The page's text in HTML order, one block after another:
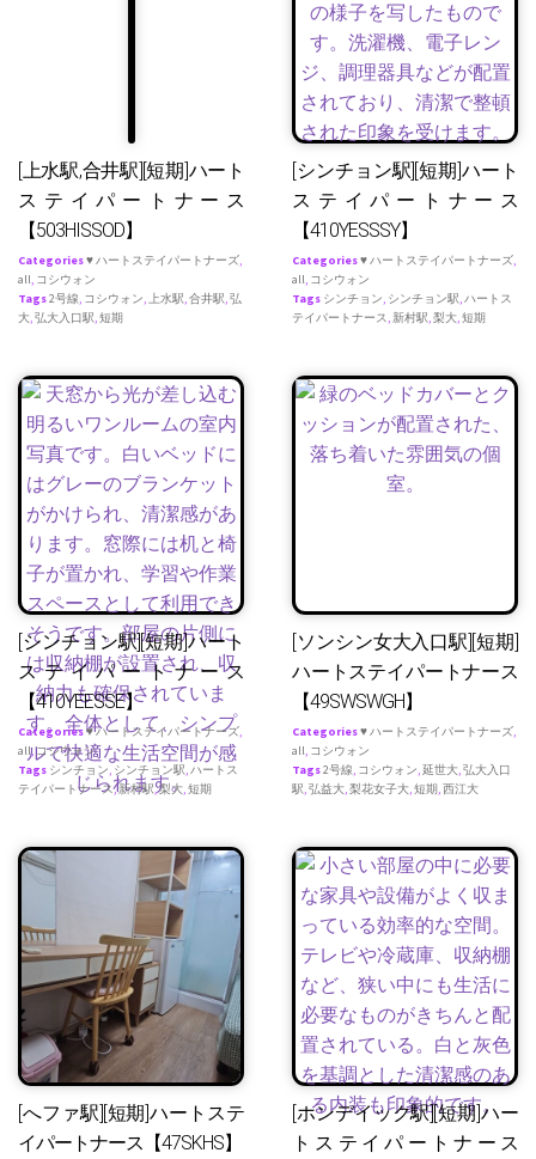
[上水駅,合井駅][短期]ハート
ステイパートナース
【503HISSOD】
Categories♥ ハートステイパートナーズ,
all, コシウォン
Tags2号線, コシウォン, 上水駅,合井駅,弘
大,弘大入口駅,短期
[シンチョン駅][短期]ハート
ステイパートナース
【410YESSSY】
Categories♥ ハートステイパートナーズ,
all, コシウォン
Tags シンチョン, シンチョン駅,ハートス
テイパートナース,新村駅,梨大,短期
[シンチョン駅][短期]ハート
ステイパートナース
【410YEESSE】
Categories♥ ハートステイパートナーズ,
all,コシウォン
Tags シンチョン, シンチョン駅,ハートス
テイパートナース,新村駅,梨大,短期
[ソンシン女大入口駅][短期]
ハートステイパートナース
【49SWSWGH】
Categories♥ ハートステイパートナーズ,
all, コシウォン
Tags2号線, コシウォン,延世大,弘大入口
駅,弘益大,梨花女子大,短期,西江大
[へファ駅][短期]ハートステ
イパートナース【47SKHS】
[ホンデイック駅][短期]ハー
トステイパートナース